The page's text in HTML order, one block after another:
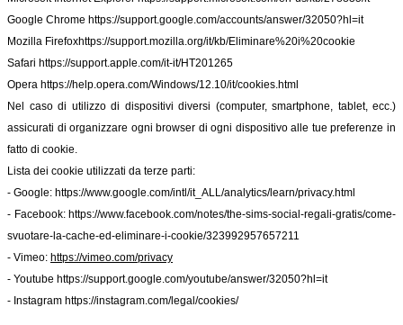
Google Chrome https://support.google.com/accounts/answer/32050?hl=it
Mozilla Firefoxhttps://support.mozilla.org/it/kb/Eliminare%20i%20cookie
Safari https://support.apple.com/it-it/HT201265
Opera https://help.opera.com/Windows/12.10/it/cookies.html
Nel caso di utilizzo di dispositivi diversi (computer, smartphone, tablet, ecc.)
assicurati di organizzare ogni browser di ogni dispositivo alle tue preferenze in
fatto di cookie.
Lista dei cookie utilizzati da terze parti:
- Google: https://www.google.com/intl/it_ALL/analytics/learn/privacy.html
- Facebook: https://www.facebook.com/notes/the-sims-social-regali-gratis/come-
svuotare-la-cache-ed-eliminare-i-cookie/323992957657211
- Vimeo: https://vimeo.com/privacy
- Youtube https://support.google.com/youtube/answer/32050?hl=it
- Instagram https://instagram.com/legal/cookies/